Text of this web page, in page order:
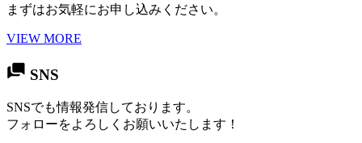
まずはお気軽にお申し込みください。
VIEW MORE
SNS
SNSでも情報発信しております。
フォローをよろしくお願いいたします！